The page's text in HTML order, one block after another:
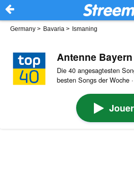
Germany > Bavaria > Ismaning
Antenne Bayern
Die 40 angesagtesten
besten Songs der Woche
Jouer